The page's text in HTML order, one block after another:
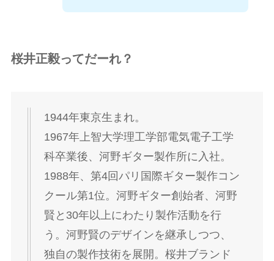
桜井正毅ってだーれ？
1944年東京生まれ。
1967年上智大学理工学部電気電子工学
科卒業後、河野ギター製作所に入社。
1988年、第4回パリ国際ギター製作コン
クール第1位。河野ギター創始者、河野
賢と30年以上にわたり製作活動を行
う。河野賢のデザインを継承しつつ、
独自の製作技術を展開。桜井ブランド